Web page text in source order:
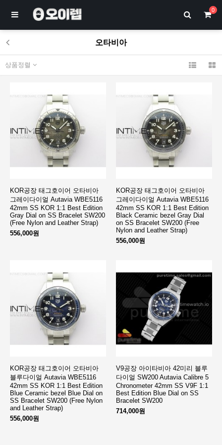
0
오타비아
상품정렬
KOR공장 태그호이어 오타비아
그레이다이얼 Autavia WBE5116
42mm SS KOR 1:1 Best Edition
Gray Dial on SS Bracelet SW200
(Free Nylon and Leather Strap)
556,000원
KOR공장 태그호이어 오타비아
그레이다이얼 Autavia WBE5116
42mm SS KOR 1:1 Best Edition
Black Ceramic bezel Gray Dial
on SS Bracelet SW200 (Free
Nylon and Leather Strap)
556,000원
KOR공장 태그호이어 오타비아
블루다이얼 Autavia WBE5116
42mm SS KOR 1:1 Best Edition
Blue Ceramic bezel Blue Dial on
SS Bracelet SW200 (Free Nylon
and Leather Strap)
556,000원
V9공장 아이타비아 42미리 블루
다이얼 SW200 Autavia Calibre 5
Chronometer 42mm SS V9F 1:1
Best Edition Blue Dial on SS
Bracelet SW200
714,000원